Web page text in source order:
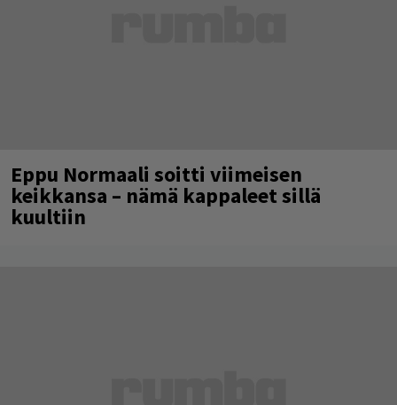
Eppu Normaali soitti viimeisen
keikkansa – nämä kappaleet sillä
kuultiin